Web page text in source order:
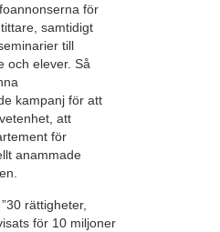
för
samtidigt
till
och elever. Så
kampanj för att
att
för
anammade
rättigheter,
för 10 miljoner